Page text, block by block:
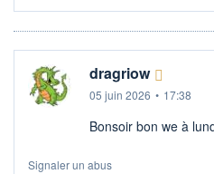
dragriow
05 juin 2026 • 17:38
Bonsoir bon we à
Signaler un abus